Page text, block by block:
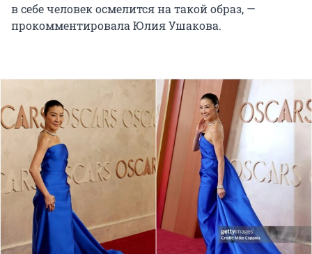
в себе человек осмелится на такой образ, —
прокомментировала Юлия Ушакова.